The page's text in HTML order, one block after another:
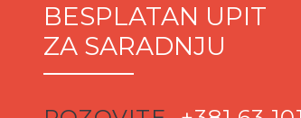
BESPLATAN UPIT
ZA SARADNJU